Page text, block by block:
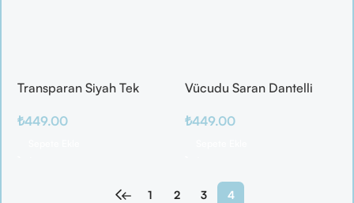
Transparan Siyah Tek
₺449.00
Vücudu Saran Dantelli
₺449.00
← 1 2 3 4